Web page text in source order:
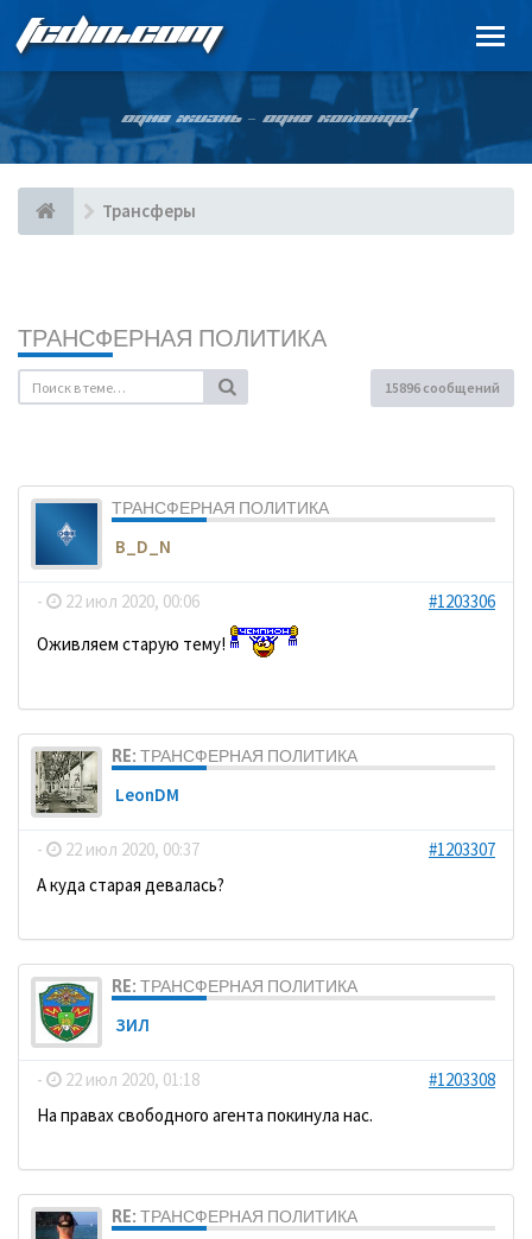
FCDIN.COM
ОДНА ЖИЗНЬ – ОДНА КОМАНДА!
Трансферы
ТРАНСФЕРНАЯ ПОЛИТИКА
15896 сообщений
ТРАНСФЕРНАЯ ПОЛИТИКА
B_D_N
- 22 июл 2020, 00:06
#1203306
Оживляем старую тему!
RE: ТРАНСФЕРНАЯ ПОЛИТИКА
LeonDM
- 22 июл 2020, 00:37
#1203307
А куда старая девалась?
RE: ТРАНСФЕРНАЯ ПОЛИТИКА
ЗИЛ
- 22 июл 2020, 01:18
#1203308
На правах свободного агента покинула нас.
RE: ТРАНСФЕРНАЯ ПОЛИТИКА